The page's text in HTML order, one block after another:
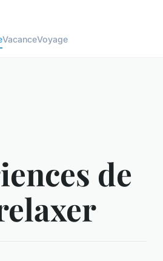
VacanceVoyage
de